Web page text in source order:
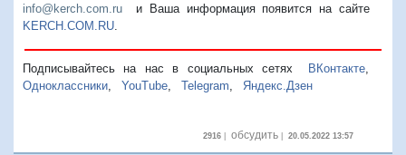
info@kerch.com.ru и Ваша информация появится на сайте
KERCH.COM.RU
Подписывайтесь на нас в социальных сетях ВКонтакте,
Одноклассники
YouTube Telegram Яндекс.Дзен
2916| обсудить| 20.05.2022 13:57